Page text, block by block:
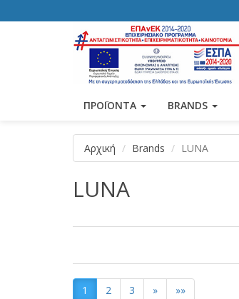
ΠΡΟΪΟΝΤΑ BRANDS
Αρχική Brands LUNA
LUNA
1 2 3 » »»